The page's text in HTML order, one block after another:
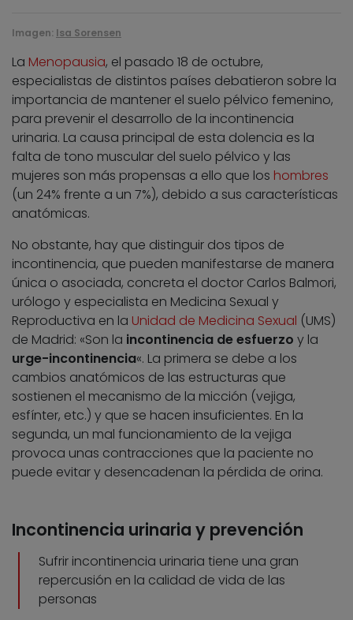
Imagen: Isa Sorensen
La Menopausia, el pasado 18 de octubre,
especialistas de distintos países debatieron sobre la
importancia de mantener el suelo pélvico femenino,
para prevenir el desarrollo de la incontinencia
urinaria. La causa principal de esta dolencia es la
falta de tono muscular del suelo pélvico y las
mujeres son más propensas a ello que los hombres
(un 24% frente a un 7%), debido a sus características
anatómicas.
No obstante, hay que distinguir dos tipos de
incontinencia, que pueden manifestarse de manera
única o asociada, concreta el doctor Carlos Balmori,
urólogo y especialista en Medicina Sexual y
Reproductiva en la Unidad de Medicina Sexual (UMS)
de Madrid: «Son la incontinencia de esfuerzo y la
urge-incontinencia«. La primera se debe a los
cambios anatómicos de las estructuras que
sostienen el mecanismo de la micción (vejiga,
esfínter, etc.) y que se hacen insuficientes. En la
segunda, un mal funcionamiento de la vejiga
provoca unas contracciones que la paciente no
puede evitar y desencadenan la pérdida de orina.
Incontinencia urinaria y prevención
Sufrir incontinencia urinaria tiene una gran
repercusión en la calidad de vida de las
personas